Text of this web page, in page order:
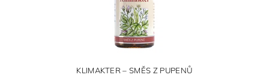
KLIMAKTER – SMĚS Z PUPENŮ